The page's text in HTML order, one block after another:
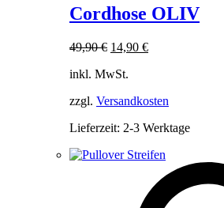
weist
mehrere
auf
der
Produktseite
werden
Cordhose OLIV
49,90€ Ursprünglicher
war:
14,90 €Aktueller
inkl. MwSt.
zzgl. Versandkosten
Lieferzeit: 2-3 Werktage